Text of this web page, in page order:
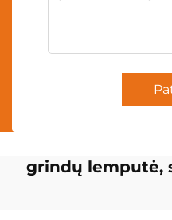
grindų lemputė,